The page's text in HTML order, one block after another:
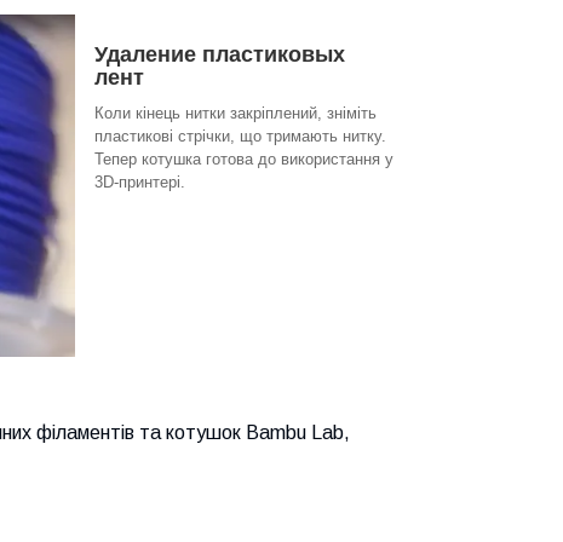
Удаление пластиковых
лент
Коли кінець нитки закріплений, зніміть
пластикові стрічки, що тримають нитку.
Тепер котушка готова до використання у
3D-принтері.
філаментів та котушок Bambu Lab,